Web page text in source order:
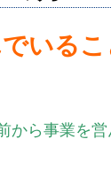
いるこ
から事業を